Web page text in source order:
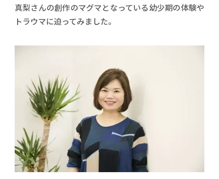
真梨さんの創作のマグマとなっている幼少期の体験や
トラウマに迫ってみました。